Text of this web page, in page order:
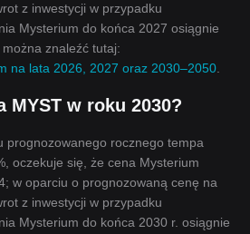
z inwestycji w przypadku
Mysterium do końca 2027 osiągnie
można znaleźć tutaj:
na lata 2026, 2027 oraz 2030–2050
MYST w roku 2030?
prognozowanego rocznego tempa
oczekuje się, że cena Mysterium
w oparciu o prognozowaną cenę na
z inwestycji w przypadku
Mysterium do końca 2030 r. osiągnie